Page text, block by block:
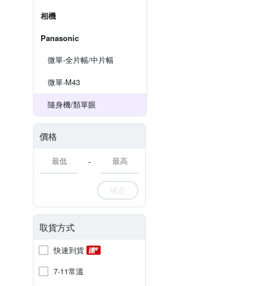
相機
Panasonic
微單-全片幅/中片幅
微單-M43
隨身機/類單眼
價格
-
確定
取貨方式
快速到貨
7-11常溫